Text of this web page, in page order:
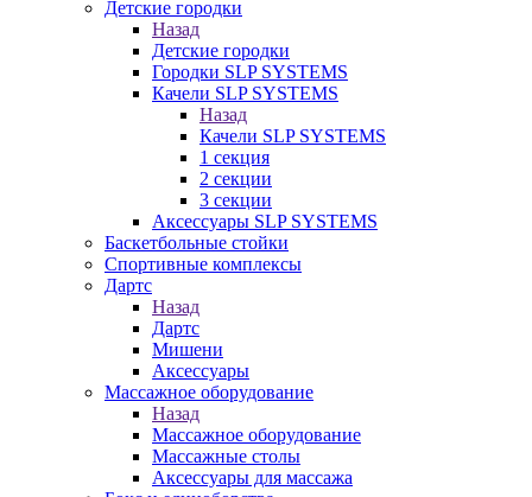
Детские городки
Назад
Детские городки
Городки SLP SYSTEMS
Качели SLP SYSTEMS
Назад
Качели SLP SYSTEMS
1 секция
2 секции
3 секции
Аксессуары SLP SYSTEMS
Баскетбольные стойки
Спортивные комплексы
Дартс
Назад
Дартс
Мишени
Аксессуары
Массажное оборудование
Назад
Массажное оборудование
Массажные столы
Аксессуары для массажа